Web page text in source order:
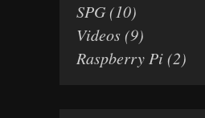
SPG(10)
Videos(9)
Raspberry Pi(2)